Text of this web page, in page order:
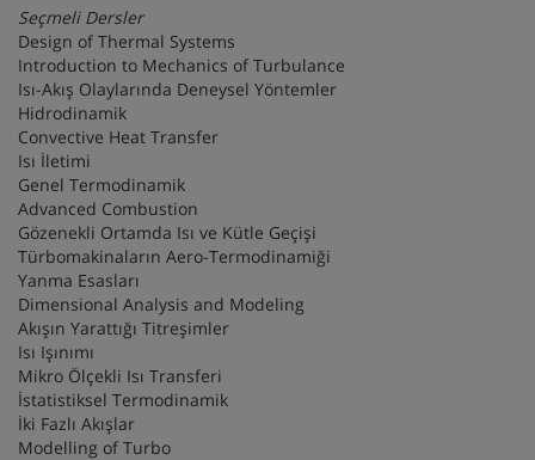
Seçmeli Dersler
Design of Thermal Systems
Introduction to Mechanics of Turbulance
Isı-Akış Olaylarında Deneysel Yöntemler
Hidrodinamik
Convective Heat Transfer
Isı İletimi
Genel Termodinamik
Advanced Combustion
Gözenekli Ortamda Isı ve Kütle Geçişi
Türbomakinaların Aero-Termodinamiği
Yanma Esasları
Dimensional Analysis and Modeling
Akışın Yarattığı Titreşimler
Isı Işınımı
Mikro Ölçekli Isı Transferi
İstatistiksel Termodinamik
İki Fazlı Akışlar
Modelling of Turbo